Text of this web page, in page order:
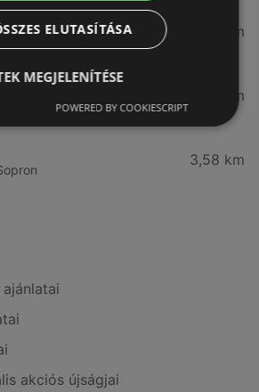
3,32 km
3,41 km
3,58 km
akciós újságjai
ELUTASÍTÁSA
MEGJELENÍTÉSE
POWERED BY COOKIESCRIPT